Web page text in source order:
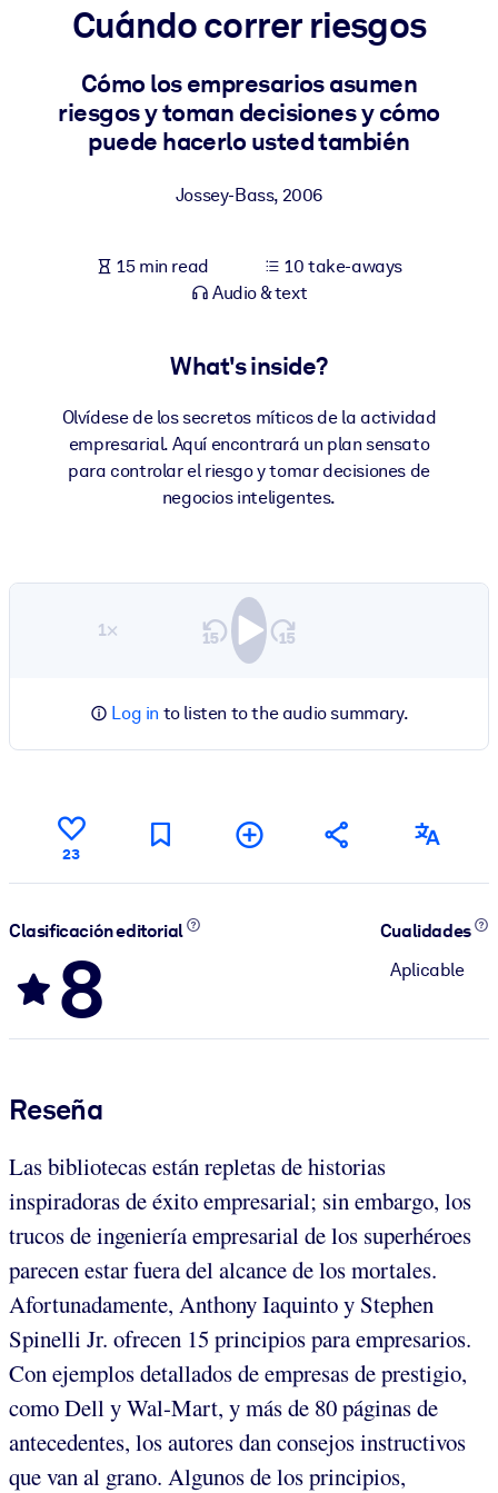
For LMS/LXP
Bring bite-sized, verified knowledge into your LMS/LXP for
learning results.
For AI Systems
Cuándo correr riesgos
Cómo los empresarios asumen
riesgos y toman decisiones y cómo
puede hacerlo usted también
Jossey-Bass, 2006
15 min read
10 take-aways
Audio & text
What's inside?
Olvídese de los secretos míticos de la actividad
empresarial. Aquí encontrará un plan sensato
para controlar el riesgo y tomar decisiones de
negocios inteligentes.
1×
Log in to listen to the audio summary.
23
Clasificación editorial
8
Cualidades
Aplicable
Reseña
Las bibliotecas están repletas de historias
inspiradoras de éxito empresarial; sin embargo, los
trucos de ingeniería empresarial de los superhéroes
parecen estar fuera del alcance de los mortales.
Afortunadamente, Anthony Iaquinto y Stephen
Spinelli Jr. ofrecen 15 principios para empresarios.
Con ejemplos detallados de empresas de prestigio,
como Dell y Wal-Mart, y más de 80 páginas de
antecedentes, los autores dan consejos instructivos
que van al grano. Algunos de los principios,